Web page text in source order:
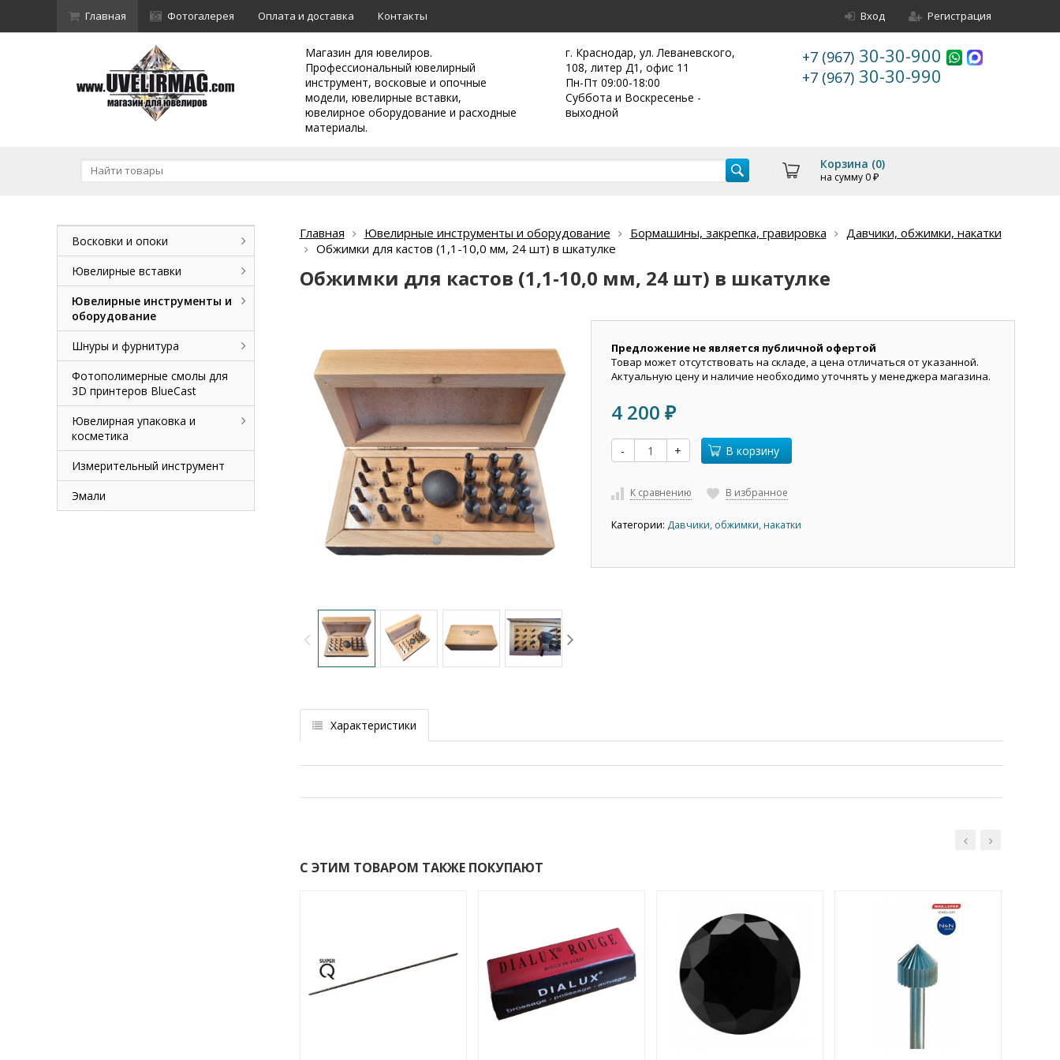
Главная Фотогалерея Оплата и доставка Контакты Вход Регистрация
Магазин для ювелиров.
Профессиональный ювелирный
инструмент, восковые и опочные
модели, ювелирные вставки,
ювелирное оборудование и расходные
материалы.
г. Краснодар, ул. Леваневского,
108, литер Д1, офис 11
Пн-Пт 09:00-18:00
Суббота и Воскресенье -
выходной
+7 (967) 30-30-900
+7 (967) 30-30-990
Корзина (0)
на сумму 0 ₽
Главная Ювелирные инструменты и оборудование Бормашины, закрепка, гравировка
Давчики, обжимки, накатки
Обжимки для кастов (1,1-10,0 мм, 24 шт) в шкатулке
Обжимки для кастов (1,1-10,0 мм, 24 шт) в шкатулке
Предложение не является публичной офертой
Товар может отсутствовать на складе, а цена отличаться от указанной.
Актуальную цену и наличие необходимо уточнять у менеджера магазина.
4 200 ₽
- + В корзину
К сравнению В избранное
Категории: Давчики, обжимки, накатки
Характеристики
С ЭТИМ ТОВАРОМ ТАКЖЕ ПОКУПАЮТ
Восковки и опоки
Ювелирные вставки
Ювелирные инструменты и
оборудование
Шнуры и фурнитура
Фотополимерные смолы для
3D принтеров BlueCast
Ювелирная упаковка и
косметика
Измерительный инструмент
Эмали